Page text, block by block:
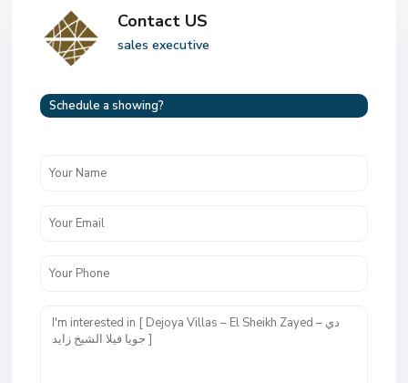
Contact US
sales executive
Schedule a showing?